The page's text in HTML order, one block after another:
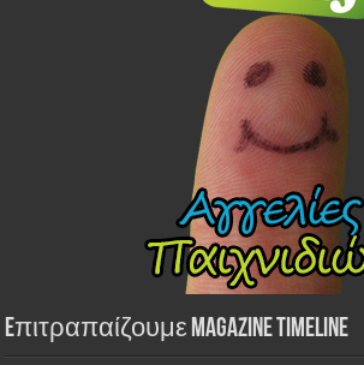
Eπιτραπαίζουμε Magazine Timeline